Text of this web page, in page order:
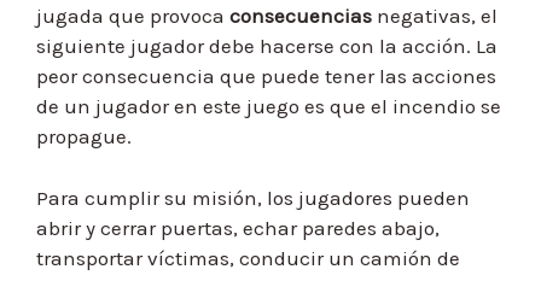
jugada que provoca consecuencias negativas, el
siguiente jugador debe hacerse con la acción. La
peor consecuencia que puede tener las acciones
de un jugador en este juego es que el incendio se
propague.
Para cumplir su misión, los jugadores pueden
abrir y cerrar puertas, echar paredes abajo,
transportar víctimas, conducir un camión de